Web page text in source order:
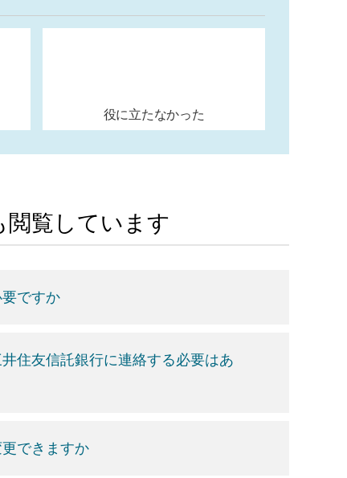
役に立たなかった
覧しています
ですか
住友信託銀行に連絡する必要はあ
できますか